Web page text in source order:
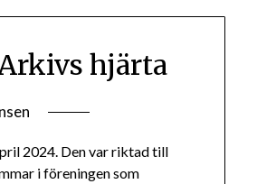
hjärta
2024. Den var riktad till
i föreningen som